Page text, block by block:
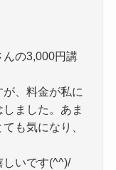
の3,000円講
、料金が私に
ました。あま
も気になり、
しいです(^^)/